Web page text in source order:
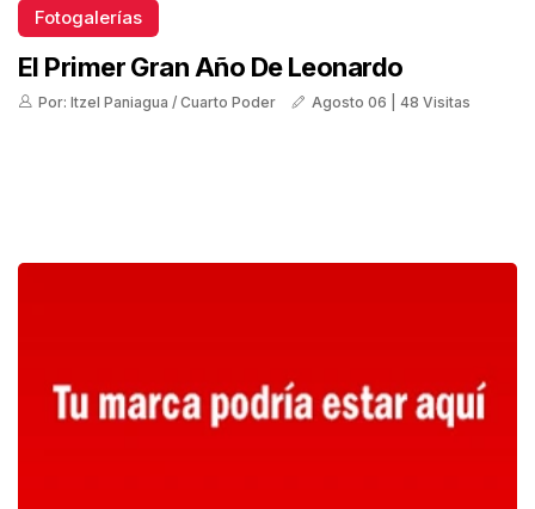
Fotogalerías
El Primer Gran Año De Leonardo
Por: Itzel Paniagua / Cuarto Poder Agosto 06 | 48 Visitas